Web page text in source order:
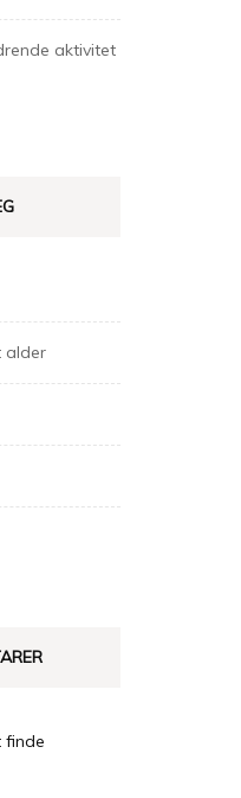
aktivitet
alder
finde